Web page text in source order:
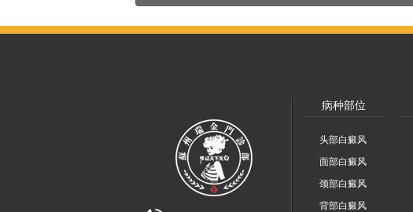
病种部位
头部白癜风
面部白癜风
颈部白癜风
背部白癜风